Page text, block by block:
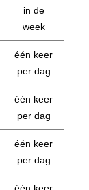
in de
week
één keer
per dag
één keer
per dag
één keer
per dag